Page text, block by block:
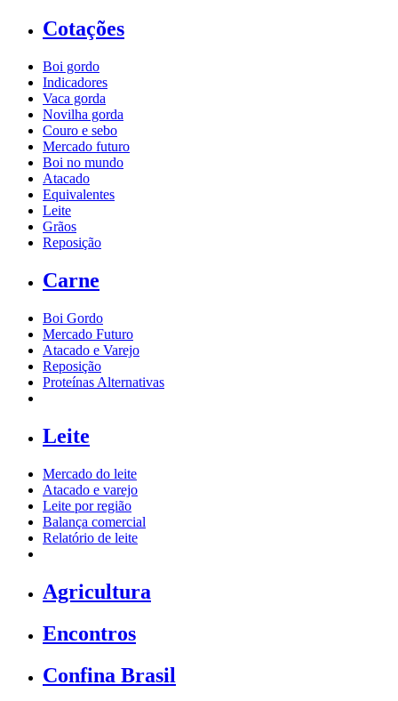
Cotações
Boi gordo
Indicadores
Vaca gorda
Novilha gorda
Couro e sebo
Mercado futuro
Boi no mundo
Atacado
Equivalentes
Leite
Grãos
Reposição
Carne
Boi Gordo
Mercado Futuro
Atacado e Varejo
Reposição
Proteínas Alternativas
Leite
Mercado do leite
Atacado e varejo
Leite por região
Balança comercial
Relatório de leite
Agricultura
Encontros
Confina Brasil